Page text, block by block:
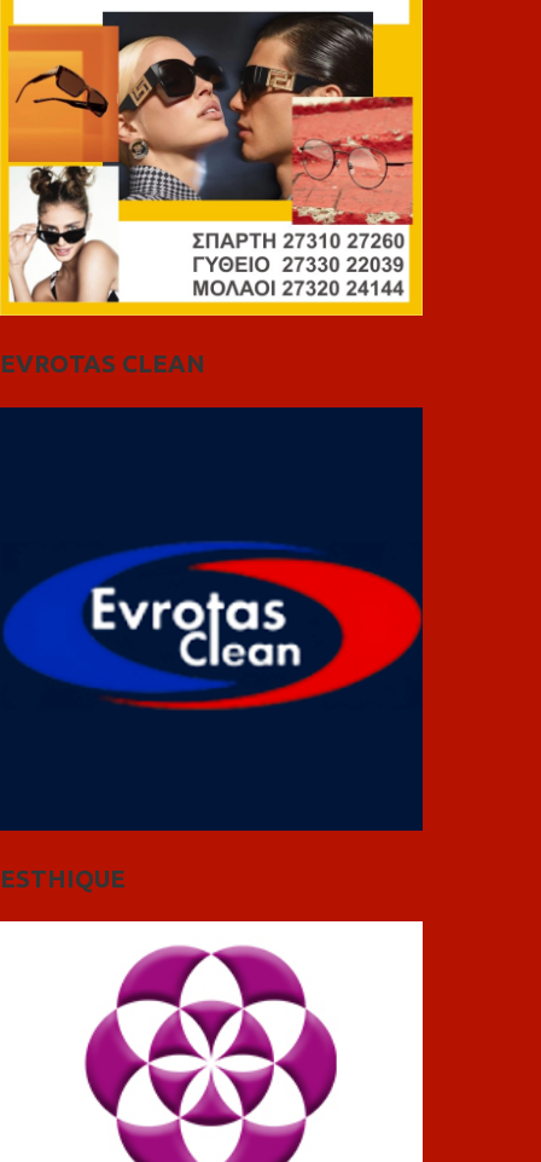
EVROTAS CLEAN
ESTHIQUE